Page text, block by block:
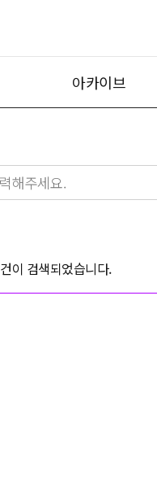
아카이브
건이 검색되었습니다.